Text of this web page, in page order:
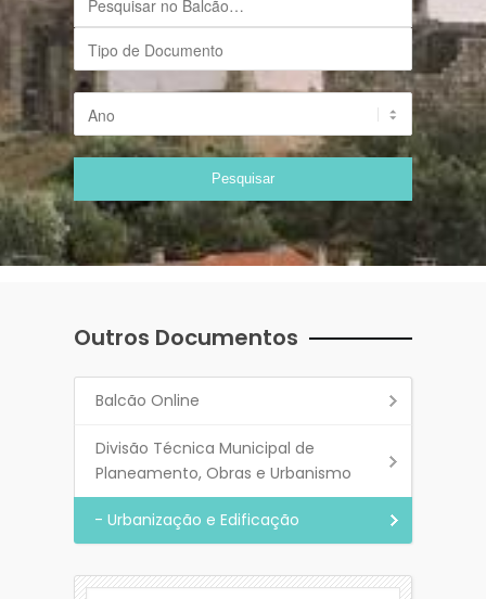
Outros Documentos
Balcão Online
Divisão Técnica Municipal de
Planeamento, Obras e Urbanismo
- Urbanização e Edificação